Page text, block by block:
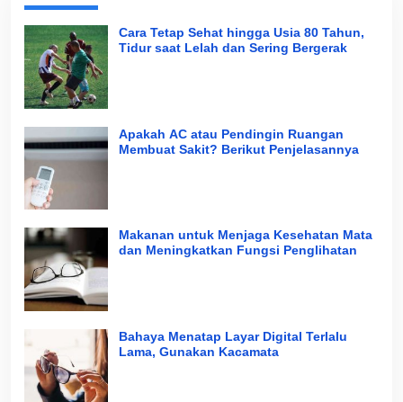
Cara Tetap Sehat hingga Usia 80 Tahun,
Tidur saat Lelah dan Sering Bergerak
Apakah AC atau Pendingin Ruangan
Membuat Sakit? Berikut Penjelasannya
Makanan untuk Menjaga Kesehatan Mata
dan Meningkatkan Fungsi Penglihatan
Bahaya Menatap Layar Digital Terlalu
Lama, Gunakan Kacamata